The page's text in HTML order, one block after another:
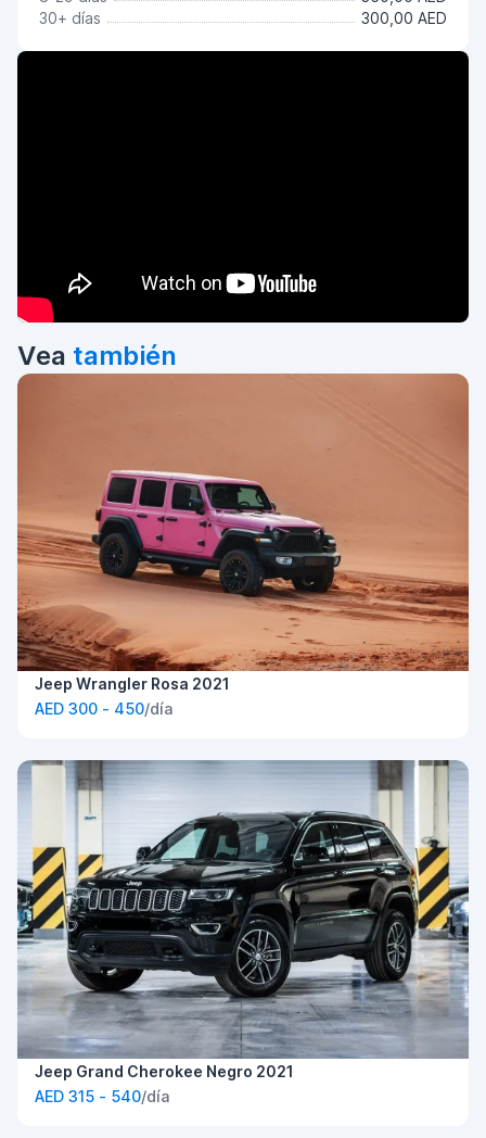
30+ días
300,00 AED
Vea también
Jeep Wrangler Rosa 2021
AED 300 - 450/día
Jeep Grand Cherokee Negro 2021
AED 315 - 540/día